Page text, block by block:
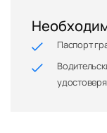
Паспорт